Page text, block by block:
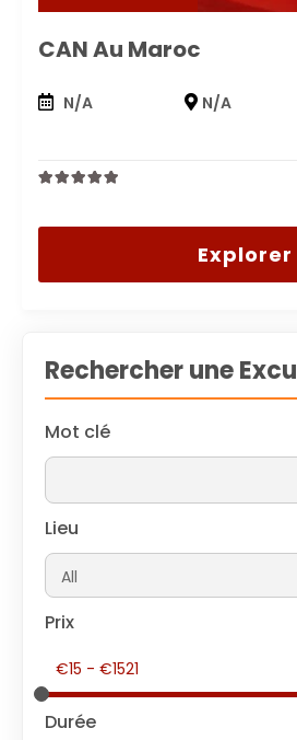
CAN Au Maroc
N/A N/A
out
Explorer
Rechercher une
Mot clé
Lieu
Prix
Durée